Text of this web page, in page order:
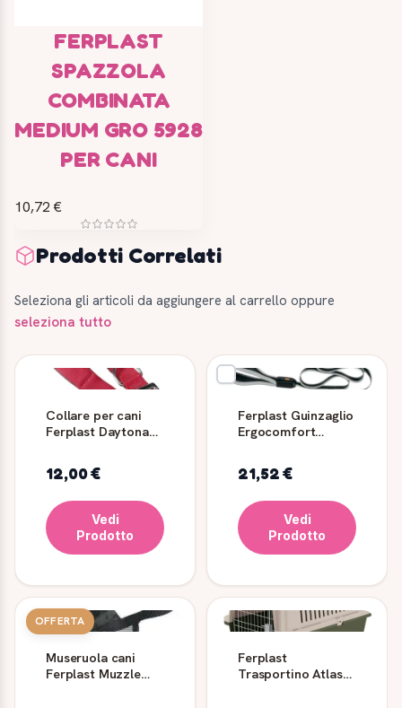
FERPLAST
SPAZZOLA
COMBINATA
MEDIUM GRO 5928
PER CANI
10,72 €
Prodotti Correlati
Seleziona gli articoli da aggiungere al carrello oppure
seleziona tutto
Collare per cani
Ferplast Daytona
12,00 €
Vedi
Prodotto
Ferplast Guinzaglio
Ergocomfort
21,52 €
Vedi
Prodotto
OFFERTA
Museruola cani
Ferplast Muzzle
Ferplast
Trasportino Atlas